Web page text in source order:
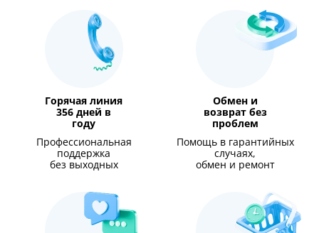
Горячая линия
356 дней в
году
Профессиональная
поддержка
без выходных
Обмен и
возврат без
проблем
Помощь в гарантийных
случаях,
обмен и ремонт